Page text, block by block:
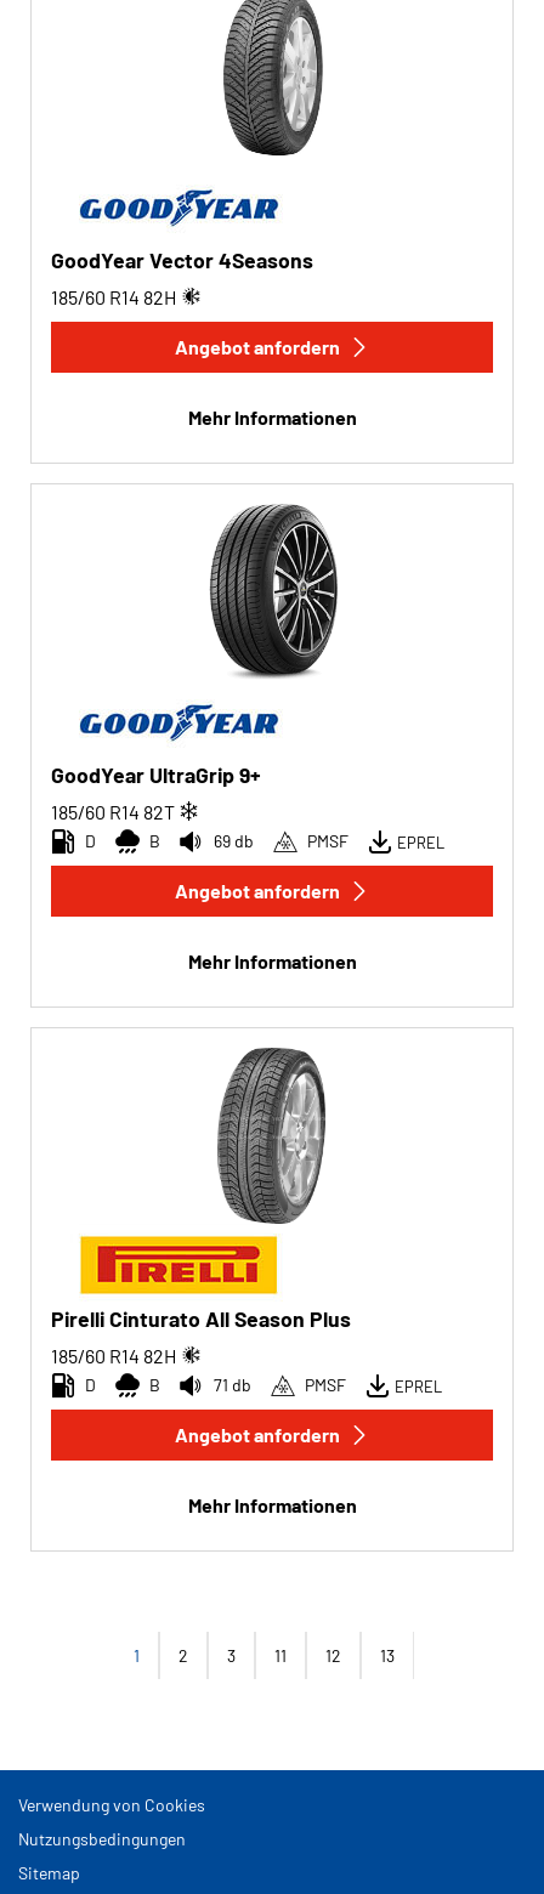
GoodYear Vector 4Seasons
185/60 R14 82H
Angebot anfordern
Mehr Informationen
GoodYear UltraGrip 9+
185/60 R14 82T
D B 69 db PMSF EPREL
Angebot anfordern
Mehr Informationen
Pirelli Cinturato All Season Plus
185/60 R14 82H
D B 71 db PMSF EPREL
Angebot anfordern
Mehr Informationen
1 2 3 11 12 13
Verwendung von Cookies
Nutzungsbedingungen
Sitemap